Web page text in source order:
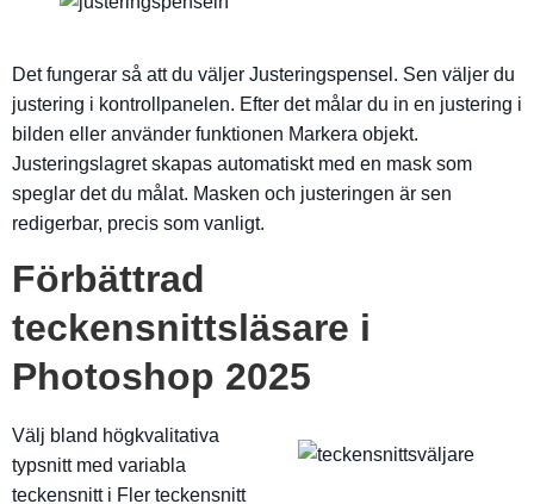
Det fungerar så att du väljer Justeringspensel. Sen väljer du
justering i kontrollpanelen. Efter det målar du in en justering i
bilden eller använder funktionen Markera objekt.
Justeringslagret skapas automatiskt med en mask som
speglar det du målat. Masken och justeringen är sen
redigerbar, precis som vanligt.
Förbättrad
teckensnittsläsare i
Photoshop 2025
Välj bland högkvalitativa
typsnitt med variabla
teckensnitt i Fler teckensnitt